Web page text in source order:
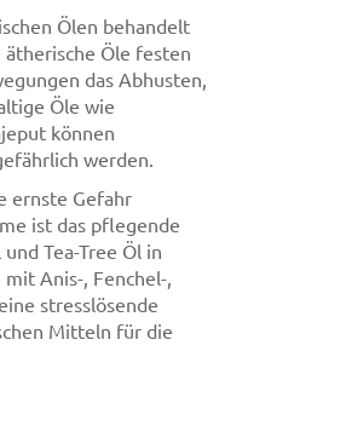
Ölen behandelt
Öle festen
das Abhusten,
Öle wie
können
werden.
ernste Gefahr
ist das pflegende
Tea-Tree Öl in
Anis-, Fenchel-,
stresslösende
Mitteln für die